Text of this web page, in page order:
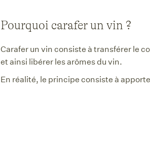
Pourquoi carafer un vin ?
Carafer un vin consiste à transférer le
et ainsi libérer les arômes du vin.
En réalité, le principe consiste à